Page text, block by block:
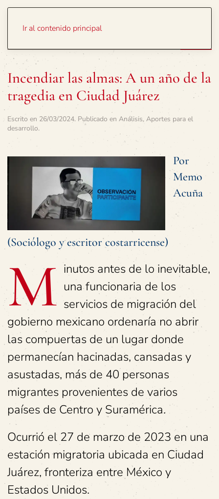
Ir al contenido principal
Incendiar las almas: A un año de la
tragedia en Ciudad Juárez
Escrito en 26/03/2024. Publicado en Análisis, Aportes para el
desarrollo.
Por
Memo
Acuña
(Sociólogo y escritor costarricense)
M inutos antes de lo inevitable,
una funcionaria de los
servicios de migración del
gobierno mexicano ordenaría no abrir
las compuertas de un lugar donde
permanecían hacinadas, cansadas y
asustadas, más de 40 personas
migrantes provenientes de varios
países de Centro y Suramérica.
Ocurrió el 27 de marzo de 2023 en una
estación migratoria ubicada en Ciudad
Juárez, fronteriza entre México y
Estados Unidos.